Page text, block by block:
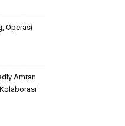
Operasi
Amran